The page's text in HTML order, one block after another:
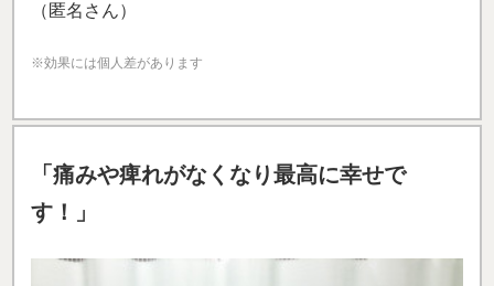
（匿名さん）
※効果には個人差があります
「痛みや痺れがなくなり最高に幸せで
す！」